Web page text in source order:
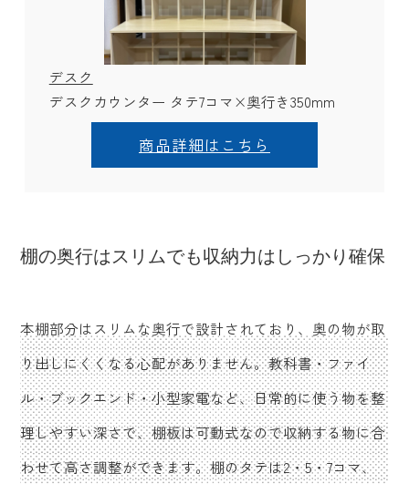
デスク
デスクカウンター タテ7コマ×奥行き350mm
商品詳細はこちら
棚の奥行はスリムでも収納力はしっかり確保
本棚部分はスリムな奥行で設計されており、奥の物が取
り出しにくくなる心配がありません。教科書・ファイ
ル・ブックエンド・小型家電など、日常的に使う物を整
理しやすい深さで、棚板は可動式なので収納する物に合
わせて高さ調整ができます。棚のタテは2・5・7コマ、